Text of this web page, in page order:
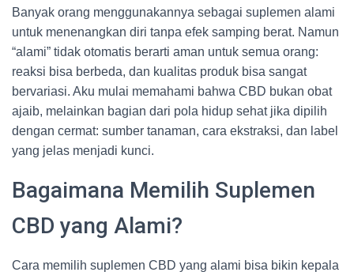
Banyak orang menggunakannya sebagai suplemen alami
untuk menenangkan diri tanpa efek samping berat. Namun
“alami” tidak otomatis berarti aman untuk semua orang:
reaksi bisa berbeda, dan kualitas produk bisa sangat
bervariasi. Aku mulai memahami bahwa CBD bukan obat
ajaib, melainkan bagian dari pola hidup sehat jika dipilih
dengan cermat: sumber tanaman, cara ekstraksi, dan label
yang jelas menjadi kunci.
Bagaimana Memilih Suplemen
CBD yang Alami?
Cara memilih suplemen CBD yang alami bisa bikin kepala